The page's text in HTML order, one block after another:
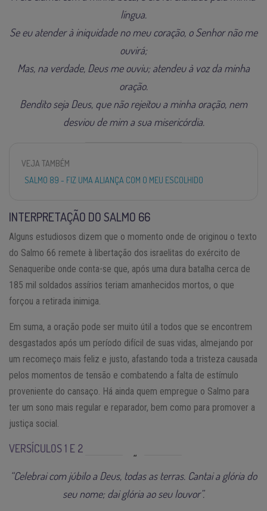
língua.
Se eu atender à iniquidade no meu coração, o Senhor não me
ouvirá;
Mas, na verdade, Deus me ouviu; atendeu à voz da minha
oração.
Bendito seja Deus, que não rejeitou a minha oração, nem
desviou de mim a sua misericórdia.
VEJA TAMBÉM
SALMO 89 - FIZ UMA ALIANÇA COM O MEU ESCOLHIDO
INTERPRETAÇÃO DO SALMO 66
Alguns estudiosos dizem que o momento onde de originou o texto
do Salmo 66 remete à libertação dos israelitas do exército de
Senaqueribe onde conta-se que, após uma dura batalha cerca de
185 mil soldados assírios teriam amanhecidos mortos, o que
forçou a retirada inimiga.
Em suma, a oração pode ser muito útil a todos que se encontrem
desgastados após um período difícil de suas vidas, almejando por
um recomeço mais feliz e justo, afastando toda a tristeza causada
pelos momentos de tensão e combatendo a falta de estímulo
proveniente do cansaço. Há ainda quem empregue o Salmo para
ter um sono mais regular e reparador, bem como para promover a
justiça social.
VERSÍCULOS 1 E 2
“Celebrai com júbilo a Deus, todas as terras. Cantai a glória do
seu nome; dai glória ao seu louvor”.